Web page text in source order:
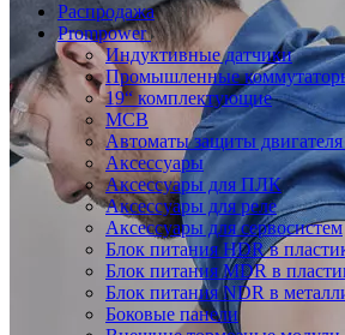
Распродажа
Prompower
Индуктивные датчики
Промышленные
19“ комплектующие
MCB
Автоматы защиты
Аксессуары
Аксессуары для ПЛК
Аксессуары для реле
Аксессуары для сервосистем
Блок питания HDR в
Блок питания MDR в
Блок питания NDR в
Боковые панели